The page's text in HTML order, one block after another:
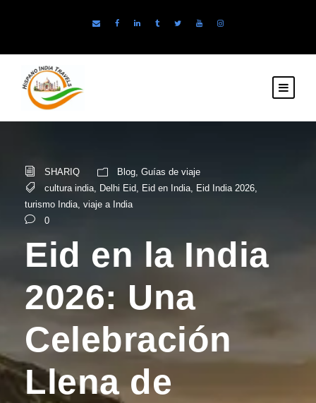
SHARIQ Blog, Guías de viaje
cultura india
Delhi Eid Eid en India Eid India 2026
turismo India viaje a India
0
Eid en la India
2026: Una
Celebración
Llena de